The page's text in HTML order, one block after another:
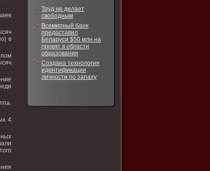
в
4
Труд не делает
свободным
Всемирный банк
предоставил
Беларуси $50 млн на
проект в области
образования
Создана технология
идентификации
личности по запаху